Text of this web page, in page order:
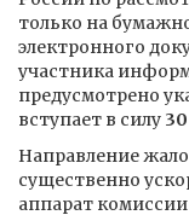
только на
электронного
участника
предусмотрено
вступает в силу
Направление
существенно
аппарат